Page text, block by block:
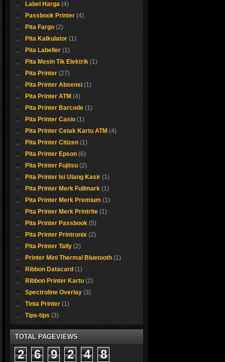
Label Harga (4)
Passbook Printer (4)
Pita Fargo (2)
Pita Kalkulator (1)
Pita Labeller (1)
Pita Mesin Tik Elektrik (1)
Pita Printer (27)
Pita Printer Absensi (1)
Pita Printer ATM (4)
Pita Printer Barcode (1)
Pita Printer Casio (1)
Pita Printer Cetak Kartu ATM (4)
Pita Printer Citizen (1)
Pita Printer Epson (6)
Pita Printer Fujitsu (2)
Pita Printer Isi Ulang Kasir (1)
Pita Printer Merk Fullmark (1)
Pita Printer Merk Premium (1)
Pita Printer Merk Printrite (1)
Pita Printer Passbook (5)
Pita Printer Printronix (2)
Pita Printer Tally (2)
Printer Mini Thermal Bluetooth (1)
Ribbon Datacard (1)
Ribbon Printer Kartu (2)
Spectroline Overlay (3)
Tinta Printer (1)
Tips-tips (3)
TOTAL PAGEVIEWS
2 6 9 2 4 8